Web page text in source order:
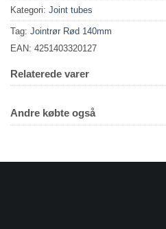
Kategori: Joint tubes
Tag: Jointrør Rød 140mm
EAN: 4251403320127
Relaterede varer
Andre købte også